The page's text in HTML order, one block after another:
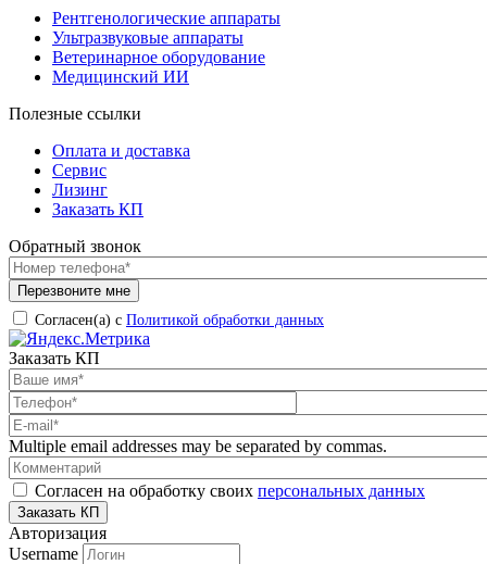
Рентгенологические аппараты
Ультразвуковые аппараты
Ветеринарное оборудование
Медицинский ИИ
Полезные ссылки
Оплата и доставка
Сервис
Лизинг
Заказать КП
Обратный звонок
Согласен(а) с Политикой обработки данных
Заказать КП
Multiple email addresses may be separated by commas.
Согласен на обработку своих персональных данных
Авторизация
Username